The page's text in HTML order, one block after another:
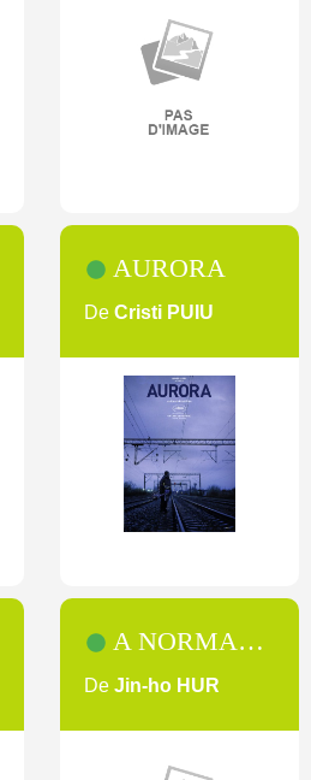
AURORA
De Cristi PUIU
A NORMAL FAMILY
De Jin-ho HUR